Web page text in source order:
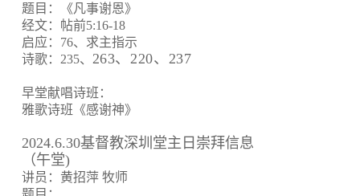
题目：《凡事谢恩》
经文：帖前5:16-18
启应：76、求主指示
诗歌：235、 263、220、237
早堂献唱诗班：
雅歌诗班《感谢神》
2024.6.30基督教深圳堂主日崇拜信息
（午堂)
讲员：黄招萍 牧师